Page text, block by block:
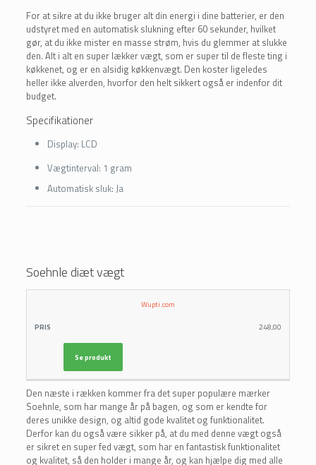
For at sikre at du ikke bruger alt din energi i dine batterier, er den
udstyret med en automatisk slukning efter 60 sekunder, hvilket
gør, at du ikke mister en masse strøm, hvis du glemmer at slukke
den. Alt i alt en super lækker vægt, som er super til de fleste ting i
køkkenet, og er en alsidig køkkenvægt. Den koster ligeledes
heller ikke alverden, hvorfor den helt sikkert også er indenfor dit
budget.
Specifikationer
Display: LCD
Vægtinterval: 1 gram
Automatisk sluk: Ja
Soehnle diæt vægt
LÆS
Wupti.com
248,00
Se produkt
Den næste i rækken kommer fra det super populære mærker
Soehnle, som har mange år på bagen, og som er kendte for
deres unikke design, og altid gode kvalitet og funktionalitet.
Derfor kan du også være sikker på, at du med denne vægt også
er sikret en super fed vægt, som har en fantastisk funktionalitet
og kvalitet, så den holder i mange år, og kan hjælpe dig med alle